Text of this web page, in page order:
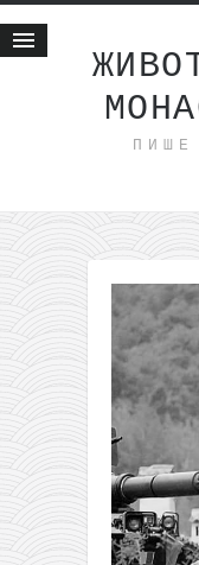
Животне приче
интернет
исхраном до
мој хаику
моменти и места
бонус садржај
светлопис
законоправило
духовни отац
православље